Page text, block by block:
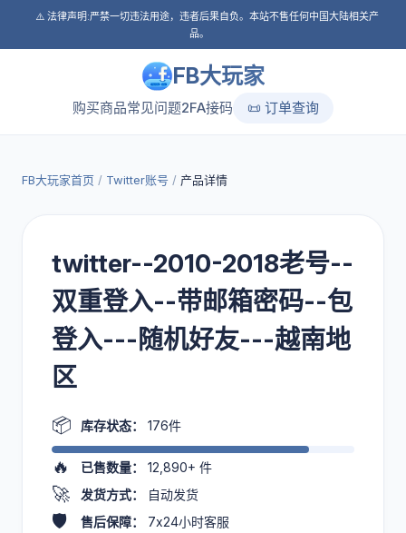
⚠️ 法律声明:严禁一切违法用途，违者后果自负。本站不售任何中国大陆相关产
品。
FB大玩家
购买商品常见问题2FA接码 📜 订单查询
FB大玩家首页 / Twitter账号 / 产品详情
twitter--2010-2018老号--
双重登入--带邮箱密码--包
登入---随机好友---越南地
区
📦 库存状态： 176件
🔥 已售数量： 12,890+ 件
🚀 发货方式： 自动发货
🛡️ 售后保障： 7x24小时客服